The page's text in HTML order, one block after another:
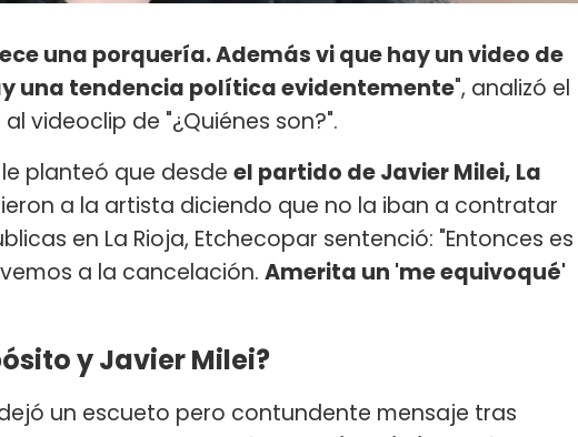
una porquería. Además vi que hay un video de
una tendencia política evidentemente", analizó el
videoclip de "¿Quiénes son?".
planteó que desde el partido de Javier Milei, La
a la artista diciendo que no la iban a contratar
en La Rioja, Etchecopar sentenció: "Entonces es
a la cancelación. Amerita un 'me equivoqué'
y Javier Milei?
un escueto pero contundente mensaje tras